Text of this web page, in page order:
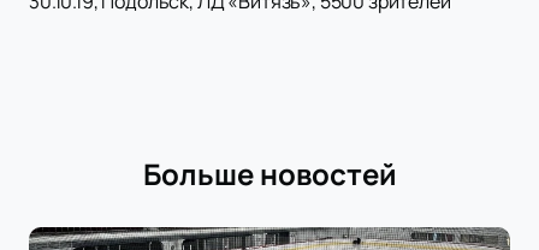
Больше новостей